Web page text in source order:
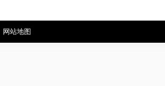
网站地图